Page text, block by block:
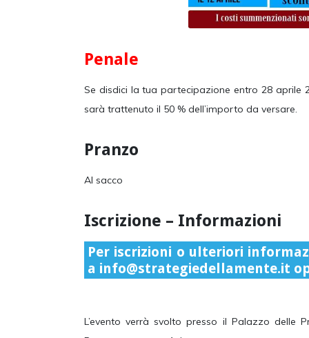
Penale
Se disdici la tua partecipazione entro 28
sarà trattenuto il 50 % dell’importo da versare.
Pranzo
Al sacco
Iscrizione – Informazioni
Per iscrizioni o ulteriori
a info@strategiedellamente.it
L’evento verrà svolto presso il Palazzo delle